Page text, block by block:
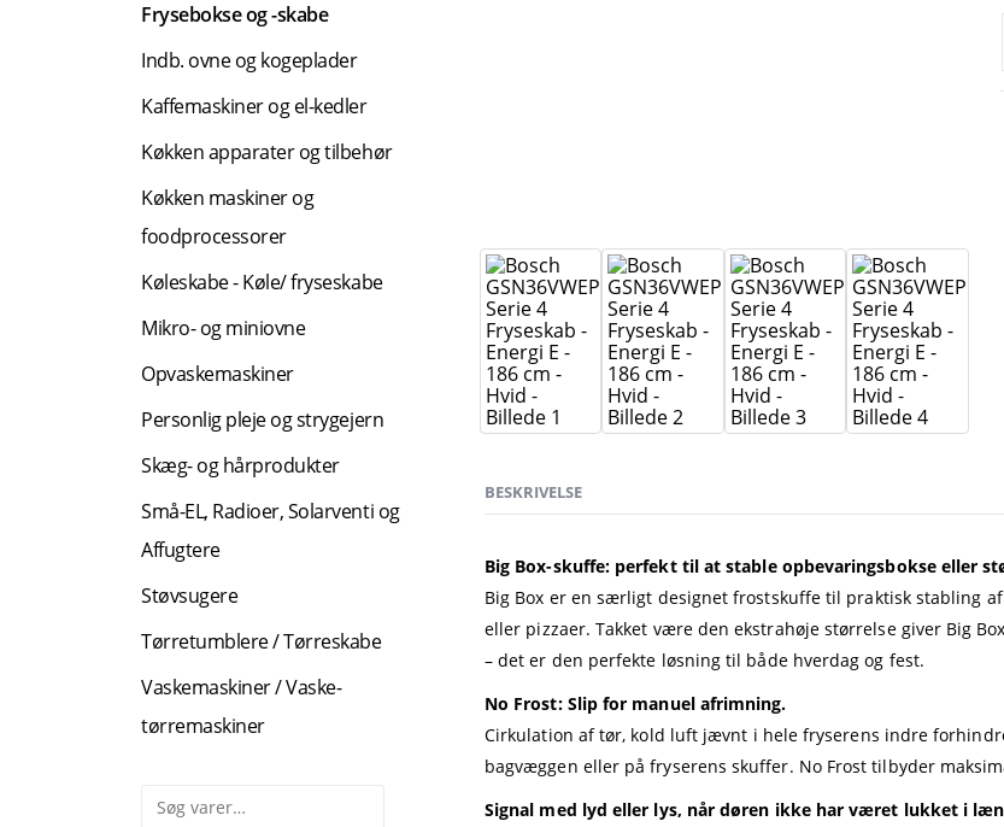
BESKRIVELSE
Big Box-skuffe: perfekt til at stable opbevaringsbokse eller
Big Box er en særligt designet frostskuffe til praktisk stabling
eller pizzaer. Takket være den ekstrahøje størrelse giver Big
– det er den perfekte løsning til både hverdag og fest.
No Frost: Slip for manuel afrimning.
Cirkulation af tør, kold luft jævnt i hele fryserens indre
bagvæggen eller på fryserens skuffer. No Frost tilbyder
Signal med lyd eller lys, når døren ikke har været lukket i
Frysebokse og -skabe
Indb. ovne og kogeplader
Kaffemaskiner og el-kedler
Køkken apparater og tilbehør
Køkken maskiner og
foodprocessorer
Køleskabe - Køle/ fryseskabe
Mikro- og miniovne
Opvaskemaskiner
Personlig pleje og strygejern
Skæg- og hårprodukter
Små-EL, Radioer, Solarventi og
Affugtere
Støvsugere
Tørretumblere / Tørreskabe
Vaskemaskiner / Vaske-
tørremaskiner